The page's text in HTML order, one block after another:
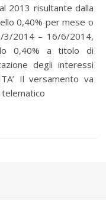
2013 risultante dalla
0,40% per mese o
2014 – 16/6/2014,
0,40% a titolo di
degli interessi
Il versamento va